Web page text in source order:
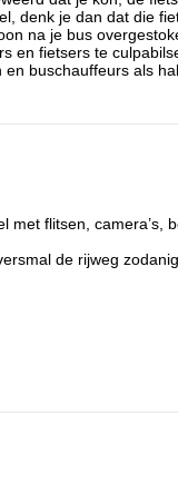
denk je dan dat die
na je bus
en fietsers te
buschauffeurs als
met flitsen, camera’s,
de rijweg